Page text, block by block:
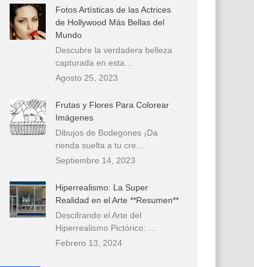
Fotos Artísticas de las Actrices
de Hollywood Más Bellas del
Mundo
Descubre la verdadera belleza
capturada en esta…
Agosto 25, 2023
Frutas y Flores Para Colorear
Imágenes
Dibujos de Bodegones ¡Da
rienda suelta a tu cre…
Septiembre 14, 2023
Hiperrealismo: La Super
Realidad en el Arte **Resumen**
Descifrando el Arte del
Hiperrealismo Pictórico: …
Febrero 13, 2024